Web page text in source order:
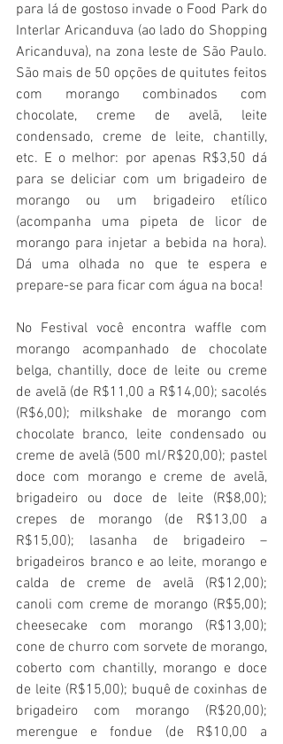
para lá de gostoso invade o Food Park do
Interlar Aricanduva (ao lado do Shopping
Aricanduva), na zona leste de São Paulo.
São mais de 50 opções de quitutes feitos
com morango combinados com
chocolate, creme de avelã, leite
condensado, creme de leite, chantilly,
etc. E o melhor: por apenas R$3,50 dá
para se deliciar com um brigadeiro de
morango ou um brigadeiro etílico
(acompanha uma pipeta de licor de
morango para injetar a bebida na hora).
Dá uma olhada no que te espera e
prepare-se para ficar com água na boca!
No Festival você encontra waffle com
morango acompanhado de chocolate
belga, chantilly, doce de leite ou creme
de avelã (de R$11,00 a R$14,00); sacolés
(R$6,00); milkshake de morango com
chocolate branco, leite condensado ou
creme de avelã (500 ml/R$20,00); pastel
doce com morango e creme de avelã,
brigadeiro ou doce de leite (R$8,00);
crepes de morango (de R$13,00 a
R$15,00); lasanha de brigadeiro –
brigadeiros branco e ao leite, morango e
calda de creme de avelã (R$12,00);
canoli com creme de morango (R$5,00);
cheesecake com morango (R$13,00);
cone de churro com sorvete de morango,
coberto com chantilly, morango e doce
de leite (R$15,00); buquê de coxinhas de
brigadeiro com morango (R$20,00);
merengue e fondue (de R$10,00 a